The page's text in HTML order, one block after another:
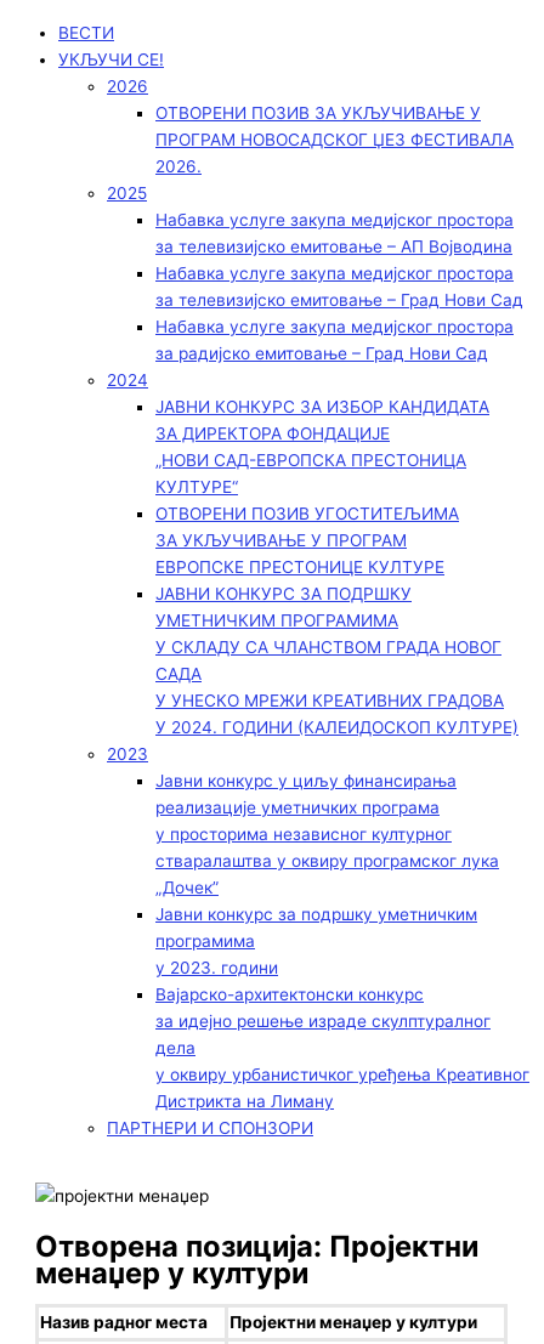
ВЕСТИ
УКЉУЧИ СЕ!
2026
ОТВОРЕНИ ПОЗИВ ЗА УКЉУЧИВАЊЕ У
ПРОГРАМ НОВОСАДСКОГ ЏЕЗ ФЕСТИВАЛА
2026.
2025
Набавка услуге закупа медијског простора
за телевизијско емитовање – АП Војводинa
Набавка услуге закупа медијског простора
за телевизијско емитовање – Град Нови Сад
Набавка услуге закупа медијског простора
за радијско емитовање – Град Нови Сад
2024
ЈАВНИ КОНКУРС ЗА ИЗБОР КАНДИДАТА
ЗА ДИРЕКТОРА ФОНДАЦИЈЕ
„НОВИ САД-ЕВРОПСКА ПРЕСТОНИЦА
КУЛТУРЕ“
ОТВОРЕНИ ПОЗИВ УГОСТИТЕЉИМА
ЗА УКЉУЧИВАЊЕ У ПРОГРАМ
ЕВРОПСКЕ ПРЕСТОНИЦЕ КУЛТУРЕ
ЈАВНИ КОНКУРС ЗА ПОДРШКУ
УМЕТНИЧКИМ ПРОГРАМИМА
У СКЛАДУ СА ЧЛАНСТВОМ ГРАДА НОВОГ
САДА
У УНЕСКО МРЕЖИ КРЕАТИВНИХ ГРАДОВА
У 2024. ГОДИНИ (КАЛЕИДОСКОП КУЛТУРЕ)
2023
Јавни конкурс у циљу финансирања
реализације уметничких програма
у просторима независног културног
стваралаштва у оквиру програмског лука
„Дочек”
Јавни конкурс за подршку уметничким
програмима
у 2023. години
Вајарско-архитектонски конкурс
за идејно решење израде скулптуралног
дела
у оквиру урбанистичког уређења Креативног
Дистрикта на Лиману
ПАРТНЕРИ И СПОНЗОРИ
Отворена позиција: Пројектни
менаџер у култури
Назив радног места Пројектни менаџер у култури